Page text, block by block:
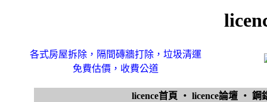
各式房屋拆除，隔間磚牆打除，垃圾清運
免費估價，收費公道
licence首頁 ‧ licence論壇 ‧ 鋼